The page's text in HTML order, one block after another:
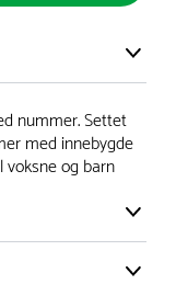
Danmark -
5000 produkter
5-7 virkedager.
vil variere.
forventet
nummer. Settet
med innebygde
voksne og barn